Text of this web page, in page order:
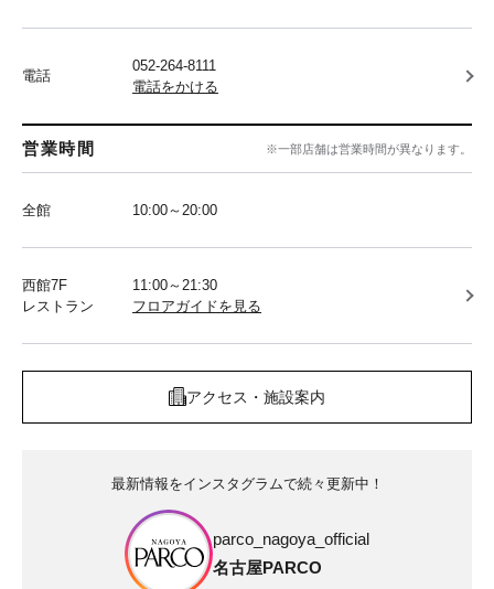
電話
052-264-8111
電話をかける
営業時間 ※一部店舗は営業時間が異なります。
全館 10:00～20:00
西館7F
レストラン
11:00～21:30
フロアガイドを見る
アクセス・施設案内
最新情報をインスタグラムで続々更新中！
parco_nagoya_official
名古屋PARCO